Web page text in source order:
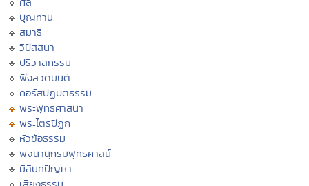
บุญทาน
สมาธิ
วิปัสสนา
ปริวาสกรรม
ฟังสวดมนต์
คอร์สปฏิบัติธรรม
พระพุทธศาสนา
พระไตรปิฏก
หัวข้อธรรม
พจนานุกรมพุทธศาสน์
มิลินทปัญหา